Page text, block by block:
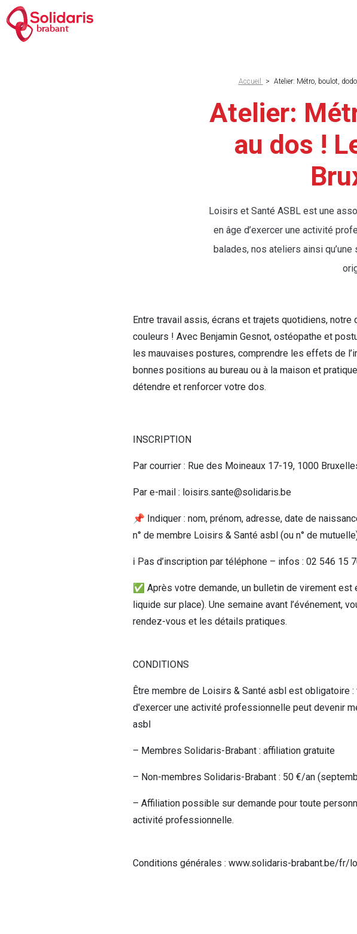
Aller
au
contenu
brabant
d'Ariane
Accueil > Atelier: Métro, boulot,
Atelier:
au dos !
Loisirs et Santé ASBL est une
en âge d’exercer une activité
balades, nos ateliers ainsi
Entre travail assis, écrans et trajets quotidiens,
couleurs ! Avec Benjamin Gesnot, ostéopathe et
les mauvaises postures, comprendre les effets de
bonnes positions au bureau ou à la maison et
détendre et renforcer votre dos.
INSCRIPTION
Par courrier : Rue des Moineaux 17-19, 1000
Par e-mail : loisirs.sante@solidaris.be
📌 Indiquer : nom, prénom, adresse, date de
n° de membre Loisirs & Santé asbl (ou n° de
ℹ️ Pas d’inscription par téléphone – infos : 02 546 15
✅ Après votre demande, un bulletin de virement est
liquide sur place). Une semaine avant l’événement,
rendez-vous et les détails pratiques.
CONDITIONS
Être membre de Loisirs & Santé asbl est obligatoire
d'exercer une activité professionnelle peut devenir
asbl
– Membres Solidaris-Brabant : affiliation gratuite
– Non-membres Solidaris-Brabant : 50 €/an
– Affiliation possible sur demande pour toute
activité professionnelle.
Conditions générales : www.solidaris-brabant.be/fr/